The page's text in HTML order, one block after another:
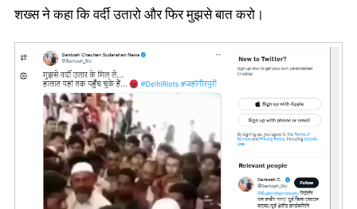
शख्स ने कहा कि वर्दी उतारो और फिर मुझसे बात करो।